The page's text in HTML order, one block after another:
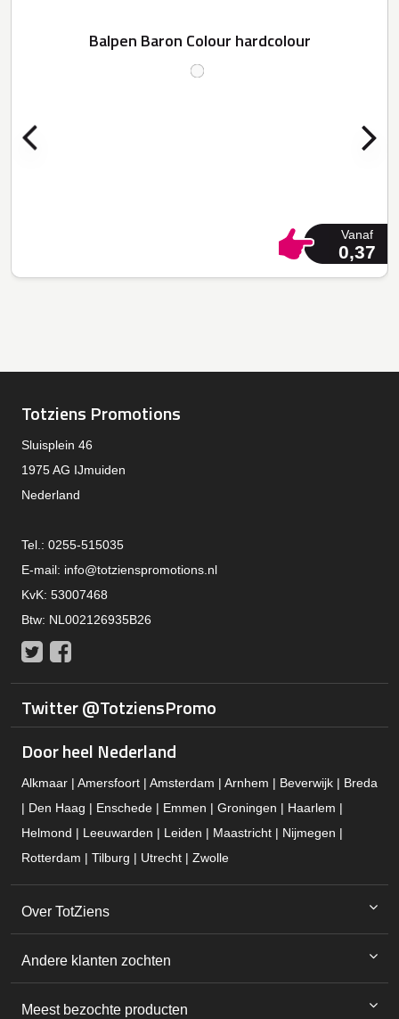
Balpen Baron Colour hardcolour
Vanaf
0,37
Totziens Promotions
Sluisplein 46
1975 AG IJmuiden
Nederland
Tel.: 0255-515035
E-mail: info@totzienspromotions.nl
KvK: 53007468
Btw: NL002126935B26
Twitter
Twitter @TotziensPromo
Door heel Nederland
Alkmaar | Amersfoort | Amsterdam | Arnhem | Beverwijk | Breda
| Den Haag | Enschede | Emmen | Groningen | Haarlem |
Helmond | Leeuwarden | Leiden | Maastricht | Nijmegen |
Rotterdam | Tilburg | Utrecht | Zwolle
Over TotZiens
Andere klanten zochten
Meest bezochte producten